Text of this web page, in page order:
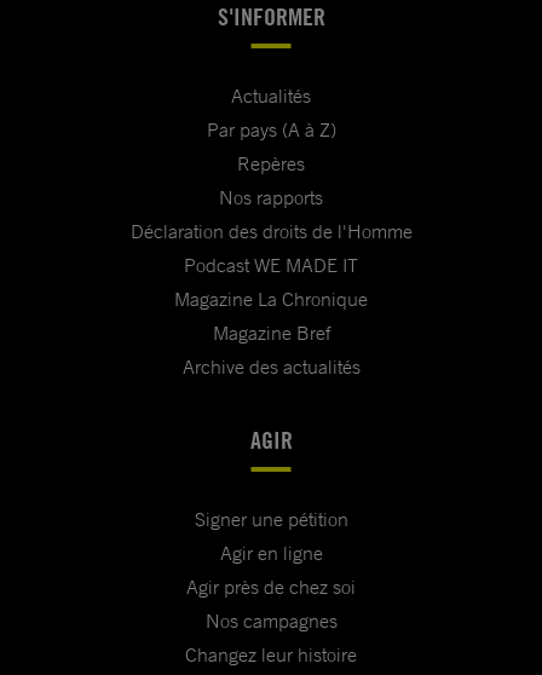
S'INFORMER
Actualités
Par pays (A à Z)
Repères
Nos rapports
Déclaration des droits de l'Homme
Podcast WE MADE IT
Magazine La Chronique
Magazine Bref
Archive des actualités
AGIR
Signer une pétition
Agir en ligne
Agir près de chez soi
Nos campagnes
Changez leur histoire